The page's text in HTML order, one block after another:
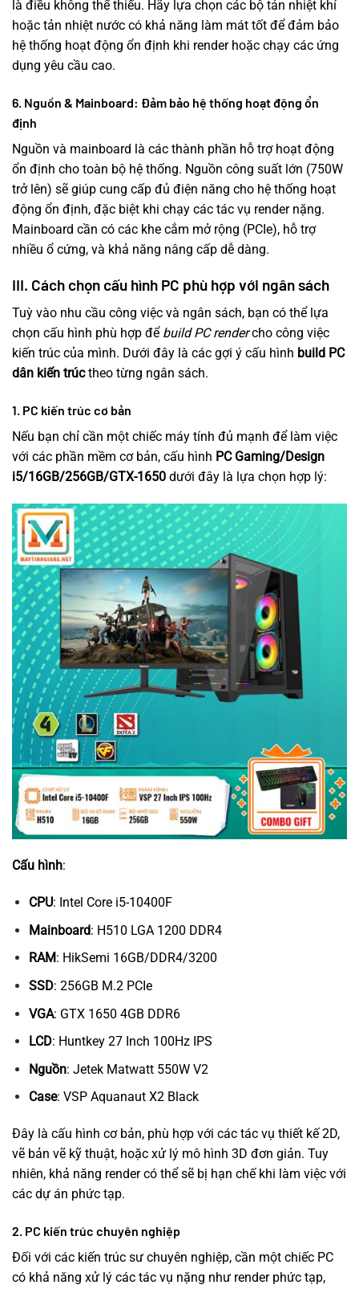
là điều không thể thiếu. Hãy lựa chọn các bộ tản nhiệt khí
hoặc tản nhiệt nước có khả năng làm mát tốt để đảm bảo
hệ thống hoạt động ổn định khi render hoặc chạy các ứng
dụng yêu cầu cao.
6. Nguồn & Mainboard: Đảm bảo hệ thống hoạt động ổn
định
Nguồn và mainboard là các thành phần hỗ trợ hoạt động
ổn định cho toàn bộ hệ thống. Nguồn công suất lớn (750W
trở lên) sẽ giúp cung cấp đủ điện năng cho hệ thống hoạt
động ổn định, đặc biệt khi chạy các tác vụ render nặng.
Mainboard cần có các khe cắm mở rộng (PCIe), hỗ trợ
nhiều ổ cứng, và khả năng nâng cấp dễ dàng.
III. Cách chọn cấu hình PC phù hợp với ngân sách
Tuỳ vào nhu cầu công việc và ngân sách, bạn có thể lựa
chọn cấu hình phù hợp để build PC rendercho công việc
kiến trúc của mình. Dưới đây là các gợi ý cấu hình build PC
dân kiến trúctheo từng ngân sách.
1. PC kiến trúc cơ bản
Nếu bạn chỉ cần một chiếc máy tính đủ mạnh để làm việc
với các phần mềm cơ bản, cấu hình PC Gaming/Design
i5/16GB/256GB/GTX-1650 dưới đây là lựa chọn hợp lý:
Cấu hình:
CPU: Intel Core i5-10400F
Mainboard: H510 LGA 1200 DDR4
RAM: HikSemi 16GB/DDR4/3200
SSD: 256GB M.2 PCIe
VGA: GTX 1650 4GB DDR6
LCD: Huntkey 27 Inch 100Hz IPS
Nguồn: Jetek Matwatt 550W V2
Case: VSP Aquanaut X2 Black
Đây là cấu hình cơ bản, phù hợp với các tác vụ thiết kế 2D,
vẽ bản vẽ kỹ thuật, hoặc xử lý mô hình 3D đơn giản. Tuy
nhiên, khả năng render có thể sẽ bị hạn chế khi làm việc với
các dự án phức tạp.
2. PC kiến trúc chuyên nghiệp
Đối với các kiến trúc sư chuyên nghiệp, cần một chiếc PC
có khả năng xử lý các tác vụ nặng như render phức tạp,